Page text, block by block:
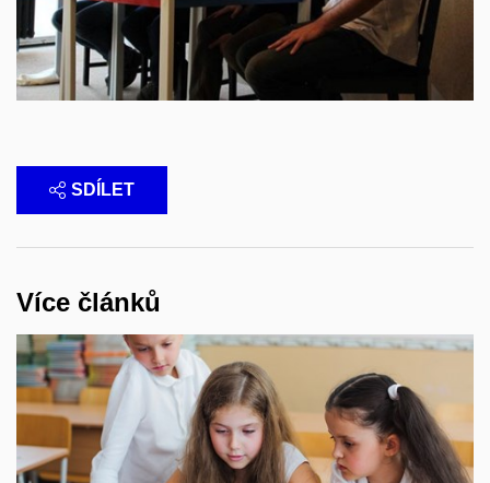
SDÍLET
Více článků